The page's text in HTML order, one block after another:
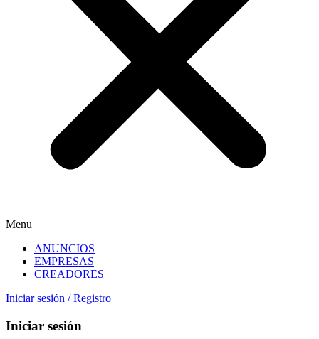
Menu
ANUNCIOS
EMPRESAS
CREADORES
Iniciar sesión / Registro
Iniciar sesión